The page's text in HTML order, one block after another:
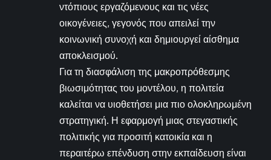
ντόπιους εργαζόμενους και τις νέες
οικογένειες, γεγονός που απειλεί την
κοινωνική συνοχή και δημιουργεί αίσθημα
αποκλεισμού.
Για τη διασφάλιση της μακροπρόθεσμης
βιωσιμότητας του μοντέλου, η πολιτεία
καλείται να υιοθετήσει μια πιο ολοκληρωμένη
στρατηγική. Η εφαρμογή μιας στεγαστικής
πολιτικής για προσιτή κατοικία και η
περαιτέρω επένδυση στην εκπαίδευση είναι